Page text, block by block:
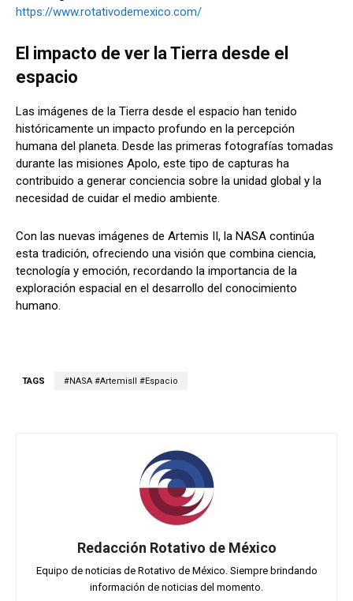
https://www.rotativodemexico.com/
El impacto de ver la Tierra desde el
espacio
Las imágenes de la Tierra desde el espacio han tenido
históricamente un impacto profundo en la percepción
humana del planeta. Desde las primeras fotografías tomadas
durante las misiones Apolo, este tipo de capturas ha
contribuido a generar conciencia sobre la unidad global y la
necesidad de cuidar el medio ambiente.
Con las nuevas imágenes de Artemis II, la NASA continúa
esta tradición, ofreciendo una visión que combina ciencia,
tecnología y emoción, recordando la importancia de la
exploración espacial en el desarrollo del conocimiento
humano.
TAGS #NASA #ArtemisII #Espacio
Redacción Rotativo de México
Equipo de noticias de Rotativo de México. Siempre brindando
información de noticias del momento.